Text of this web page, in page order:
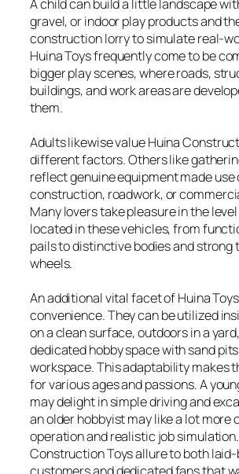
A child can build a little landscape
gravel, or indoor play products and
construction lorry to simulate real-
Huina Toys frequently come to be
bigger play scenes, where roads,
buildings, and work areas are
them.
Adults likewise value Huina
different factors. Others like
reflect genuine equipment made use
construction, roadwork, or
Many lovers take pleasure in the
located in these vehicles, from
pails to distinctive bodies and strong
wheels.
An additional vital facet of Huina
convenience. They can be utilized
on a clean surface, outdoors in a
dedicated hobby space with sand
workspace. This adaptability makes
for various ages and passions. A
may delight in simple driving and
an older hobbyist may like a lot more
operation and realistic job
Construction Toys allure to both